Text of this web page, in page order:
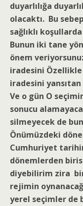
duyarlılığa
olacaktı. Bu
sağlıklı
Bunun iki tane
önem
iradesini
iradesini
Ve o gün O
sonucu
silmeyecek de
Önümüzdeki
Cumhuriyet
dönemlerden
diyebilirim zira
rejimin
yerel seçimler de